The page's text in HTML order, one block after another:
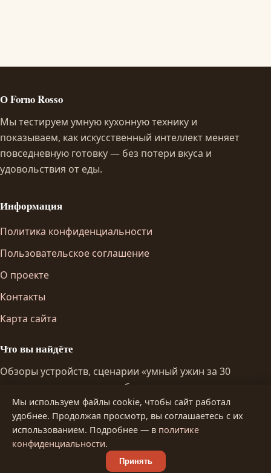
О Forno Rosso
Мы тестируем умную кухонную технику и
показываем, как искусственный интеллект меняет
повседневную готовку — без потери вкуса и
удовольствия от еды.
Информация
Политика конфиденциальности
Пользовательское соглашение
О проекте
Контакты
Карта сайта
Что вы найдёте
Обзоры устройств, сценарии «умный ужин за 30
минут», интервью с разработчиками и колонки о
будущем еды. Всё проверено личным опытом.
2026. Все права защищены. forno-rosso.ru
Мы используем файлы cookie, чтобы сайт работал
удобнее. Продолжая просмотр, вы соглашаетесь с их
использованием. Подробнее — в политике
конфиденциальности.
Принять